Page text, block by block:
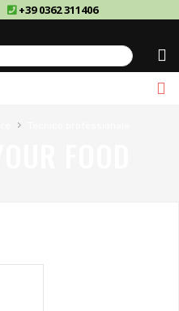
+39 0362 311406
›